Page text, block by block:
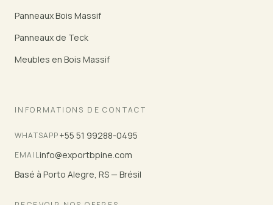
Panneaux Bois Massif
Panneaux de Teck
Meubles en Bois Massif
INFORMATIONS DE CONTACT
WHATSAPP+55 51 99288-0495
EMAILinfo@exportbpine.com
Basé à Porto Alegre, RS — Brésil